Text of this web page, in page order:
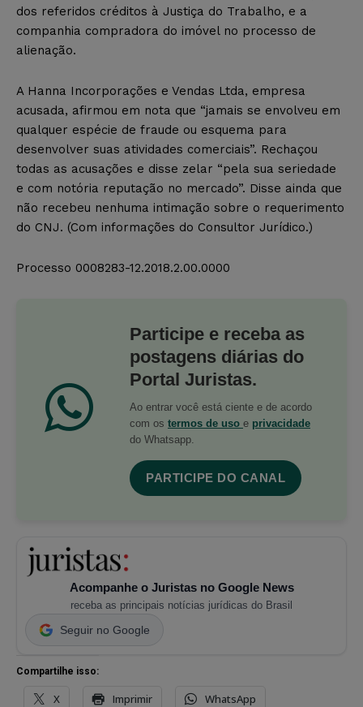
dos referidos créditos à Justiça do Trabalho, e a
companhia compradora do imóvel no processo de
alienação.
A Hanna Incorporações e Vendas Ltda, empresa
acusada, afirmou em nota que “jamais se envolveu em
qualquer espécie de fraude ou esquema para
desenvolver suas atividades comerciais”. Rechaçou
todas as acusações e disse zelar “pela sua seriedade
e com notória reputação no mercado”. Disse ainda que
não recebeu nenhuma intimação sobre o requerimento
do CNJ. (Com informações do Consultor Jurídico.)
Processo 0008283-12.2018.2.00.0000
Participe e receba as
postagens diárias do
Portal Juristas.
Ao entrar você está ciente e de acordo
com os termos de uso e privacidade
do Whatsapp.
PARTICIPE DO CANAL
Acompanhe o Juristas no Google News
receba as principais notícias jurídicas do Brasil
Seguir no Google
Compartilhe isso:
X Imprimir WhatsApp